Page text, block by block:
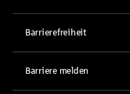
Barrierefreiheit
Barriere melden